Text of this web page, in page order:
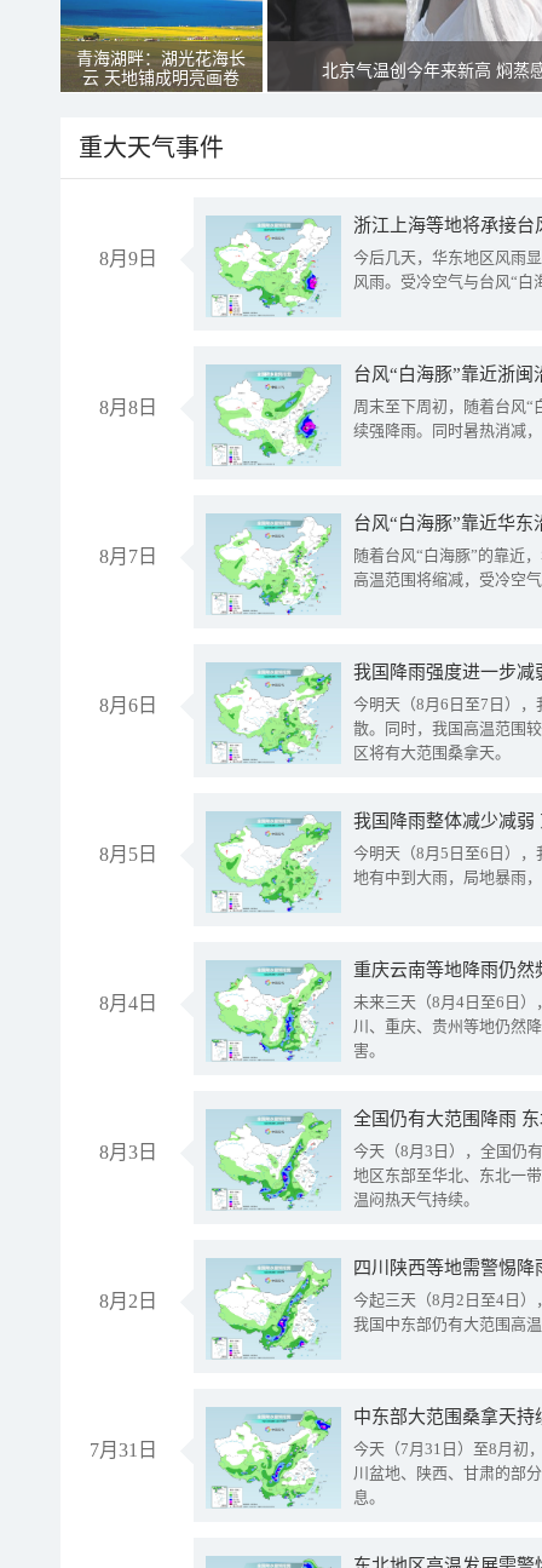
青海湖畔：湖光花海长
云 天地铺成明亮画卷
北京气温创今年来新高 焖蒸
重大天气事件
8月9日
浙江上海等地将承接台
今后几天，华东地区风雨
风雨。受冷空气与台风“白
8月8日
台风“白海豚”靠近浙
周末至下周初，随着台风“
续强降雨。同时暑热消减
8月7日
台风“白海豚”靠近华
随着台风“白海豚”的靠近
高温范围将缩减，受冷空
8月6日
今明天（8月6日至7日）
散。同时，我国高温范围
区将有大范围桑拿天。
8月5日
我国降雨整体减少减弱
今明天（8月5日至6日）
地有中到大雨，局地暴雨
8月4日
重庆云南等地降雨仍然
未来三天（8月4日至6日
川、重庆、贵州等地仍然
害。
8月3日
全国仍有大范围降雨
今天（8月3日），全国仍
地区东部至华北、东北一
温闷热天气持续。
8月2日
今起三天（8月2日至4日
我国中东部仍有大范围高
7月31日
中东部大范围桑拿天
今天（7月31日）至8月初
川盆地、陕西、甘肃的部
息。